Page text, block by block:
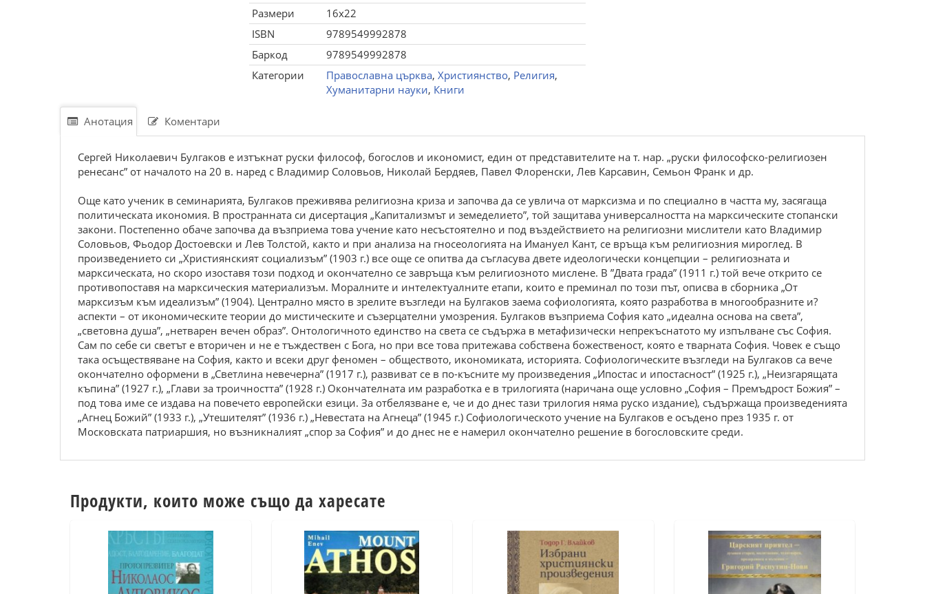
Размери
16x22
ISBN
9789549992878
Баркод
9789549992878
Категории
Православна църква, Християнство, Религия,
Хуманитарни науки, Книги
Анотация Коментари
Сергей Николаевич Булгаков е изтъкнат руски философ, богослов и икономист, един от представителите на т. нар. „руски философско-религиозен
ренесанс” от началото на 20 в. наред с Владимир Соловьов, Николай Бердяев, Павел Флоренски, Лев Карсавин, Семьон Франк и др.
Още като ученик в семинарията, Булгаков преживява религиозна криза и започва да се увлича от марксизма и по специално в частта му, засягаща
политическата икономия. В пространната си дисертация „Капитализмът и земеделието”, той защитава универсалността на марксическите стопански
закони. Постепенно обаче започва да възприема това учение като несъстоятелно и под въздействието на религиозни мислители като Владимир
Соловьов, Фьодор Достоевски и Лев Толстой, както и при анализа на гносеологията на Имануел Кант, се връща към религиозния мироглед. В
произведението си „Християнският социализъм” (1903 г.) все още се опитва да съгласува двете идеологически концепции – религиозната и
марксическата, но скоро изоставя този подход и окончателно се завръща към религиозното мислене. В ”Двата града” (1911 г.) той вече открито се
противопоставя на марксическия материализъм. Моралните и интелектуалните етапи, които е преминал по този път, описва в сборника „От
марксизъм към идеализъм” (1904). Централно място в зрелите възгледи на Булгаков заема софиологията, която разработва в многообразните и?
аспекти – от икономическите теории до мистическите и съзерцателни умозрения. Булгаков възприема София като „идеална основа на света”,
„световна душа”, „нетварен вечен образ”. Онтологичното единство на света се съдържа в метафизически непрекъснатото му изпълване със София.
Сам по себе си светът е вторичен и не е тъждествен с Бога, но при все това притежава собствена божественост, която е тварната София. Човек е също
така осъществяване на София, както и всеки друг феномен – обществото, икономиката, историята. Софиологическите възгледи на Булгаков са вече
окончателно оформени в „Светлина невечерна” (1917 г.), развиват се в по-късните му произведения „Ипостас и ипостасност” (1925 г.), „Неизгарящата
къпина” (1927 г.), „Глави за троичността” (1928 г.) Окончателната им разработка е в трилогията (наричана още условно „София – Премъдрост Божия” –
под това име се издава на повечето европейски езици. За отбелязване е, че и до днес тази трилогия няма руско издание), съдържаща произведенията
„Агнец Божий” (1933 г.), „Утешителят” (1936 г.) „Невестата на Агнеца” (1945 г.) Софиологическото учение на Булгаков е осъдено през 1935 г. от
Московската патриаршия, но възникналият „спор за София” и до днес не е намерил окончателно решение в богословските среди.
Продукти, които може също да харесате